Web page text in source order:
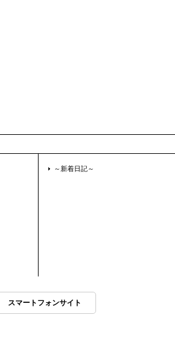
～新着日記～
スマートフォンサイト